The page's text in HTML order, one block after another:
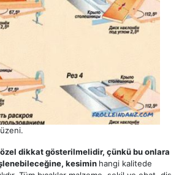
özel dikkat gösterilmelidir, çünkü bu onlara
kesimin hangi kalitede